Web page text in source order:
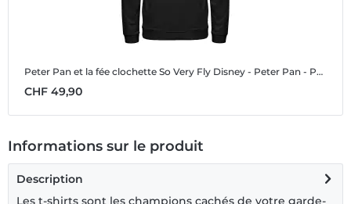
Peter Pan et la fée clochette So Very Fly Disney - Peter Pan - Peter Pan et la fée clochette So Very Fly - Unisex Sweat à capuche
CHF 49,90
Informations sur le produit
Description
Les t-shirts sont les champions cachés de votre garde-